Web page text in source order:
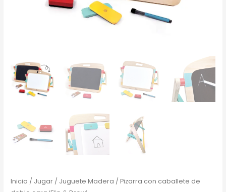
Inicio / Jugar / Juguete Madera / Pizarra con caballete de